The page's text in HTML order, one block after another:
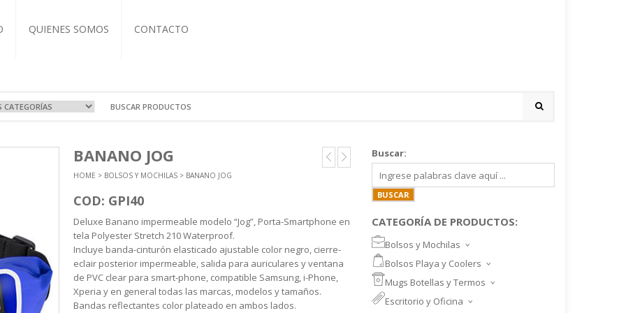
QUIENES SOMOS CONTACTO
Y VIAJE
BANANO JOG
HOME > BOLSOS Y MOCHILAS> BANANO JOG
COD: GPI40
Deluxe Banano impermeable modelo “Jog”, Porta-Smartphone en
tela Polyester Stretch 210 Waterproof.
Incluye banda-cinturón elasticado ajustable color negro, cierre-
eclair posterior impermeable, salida para auriculares y ventana
de PVC clear para smart-phone, compatible Samsung, i-Phone,
Xperia y en general todas las marcas, modelos y tamaños.
Bandas reflectantes color plateado en ambos lados.
Buscar:
CATEGORÍA DE PRODUCTOS:
Bolsos y Mochilas
MOCHILAS DEPORTIVAS
MOCHILAS NOTEBOOK
MALETINES Y FUNDAS
Bolsos Playa y Coolers
BOLSOS DE PLAYA
COOLERS
MORRALES
Mugs Botellas y Termos
MUGS
TAZA DE VIDRIO
Escritorio y Oficina